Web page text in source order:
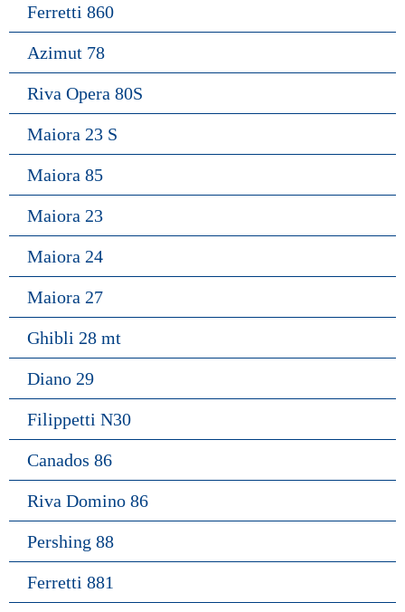
Ferretti 860
Azimut 78
Riva Opera 80S
Maiora 23 S
Maiora 85
Maiora 23
Maiora 24
Maiora 27
Ghibli 28 mt
Diano 29
Filippetti N30
Canados 86
Riva Domino 86
Pershing 88
Ferretti 881